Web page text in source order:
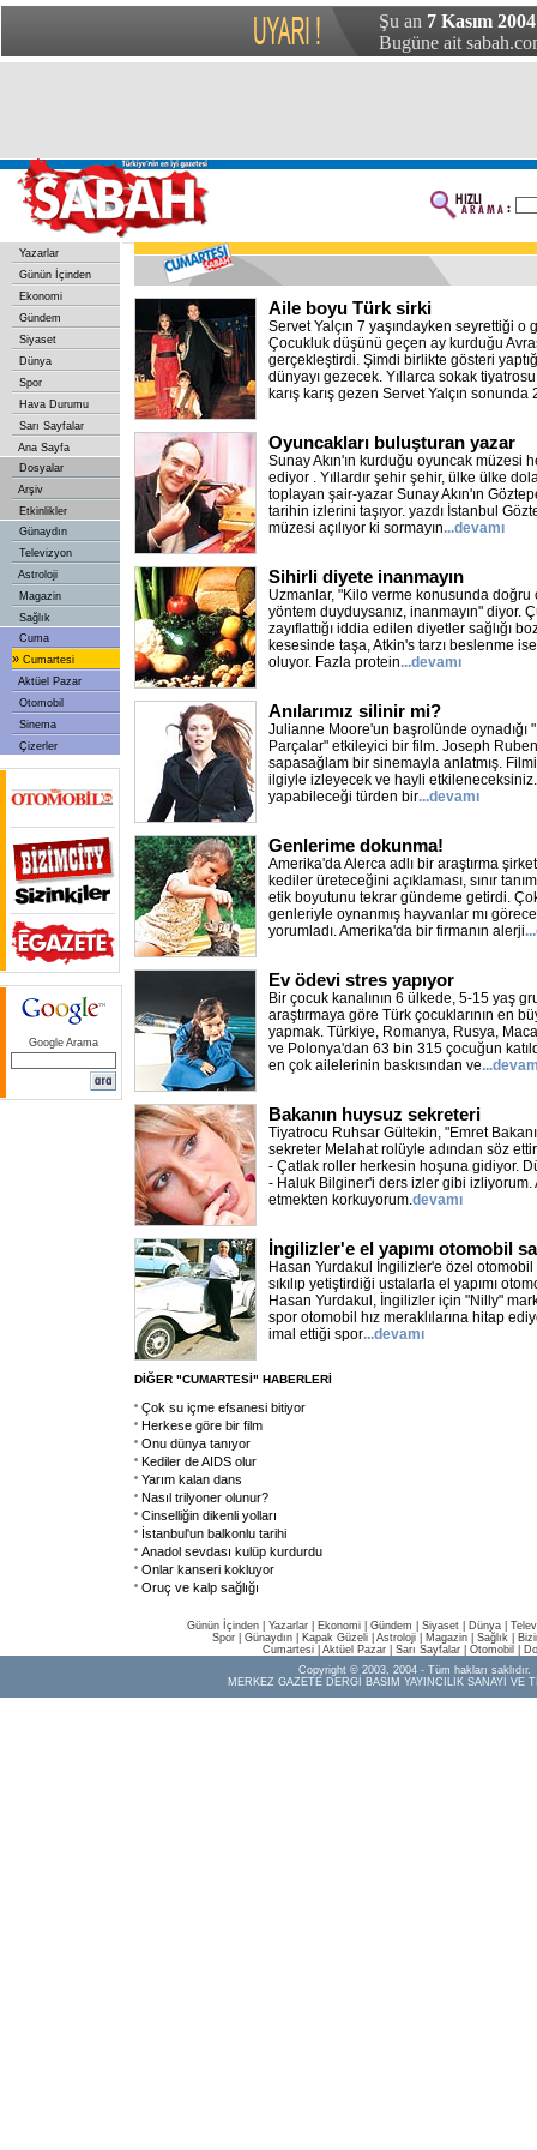
Şu an 7 Kasım
Bugüne ait
Yazarlar
Günün İçinden
Ekonomi
Gündem
Siyaset
Dünya
Spor
Hava Durumu
Sarı Sayfalar
Ana Sayfa
Dosyalar
Arşiv
Etkinlikler
Günaydın
Televizyon
Astroloji
Magazin
Sağlık
Cuma
» Cumartesi
Aktüel Pazar
Otomobil
Sinema
Çizerler
Google Arama
Aile boyu Türk sirki
Servet Yalçın 7 yaşındayken seyrettiği o
Çocukluk düşünü geçen ay kurduğu
gerçekleştirdi. Şimdi birlikte gösteri
dünyayı gezecek. Yıllarca sokak
karış karış gezen Servet Yalçın sonunda
Oyuncakları buluşturan yazar
Sunay Akın'ın kurduğu oyuncak müzesi
ediyor . Yıllardır şehir şehir, ülke ülke
toplayan şair-yazar Sunay Akın'ın
tarihin izlerini taşıyor. yazdı İstanbul
müzesi açılıyor ki sormayın...devamı
Sihirli diyete inanmayın
Uzmanlar, "Kilo verme konusunda
yöntem duyduysanız, inanmayın" diyor.
zayıflattığı iddia edilen diyetler sağlığı
kesesinde taşa, Atkin's tarzı beslenme
oluyor. Fazla protein...devamı
Anılarımız silinir mi?
Julianne Moore'un başrolünde oynadığı
Parçalar" etkileyici bir film. Joseph
sapasağlam bir sinemayla anlatmış.
ilgiyle izleyecek ve hayli
yapabileceği türden bir...devamı
Genlerime dokunma!
Amerika'da Alerca adlı bir araştırma
kediler üreteceğini açıklaması, sınır
etik boyutunu tekrar gündeme getirdi.
genleriyle oynanmış hayvanlar mı
yorumladı. Amerika'da bir firmanın alerji
Ev ödevi stres yapıyor
Bir çocuk kanalının 6 ülkede, 5-15 yaş
araştırmaya göre Türk çocuklarının en
yapmak. Türkiye, Romanya, Rusya,
ve Polonya'dan 63 bin 315 çocuğun
en çok ailelerinin baskısından ve
Bakanın huysuz sekreteri
Tiyatrocu Ruhsar Gültekin, "Emret
sekreter Melahat rolüyle adından söz
- Çatlak roller herkesin hoşuna gidiyor.
- Haluk Bilginer'i ders izler gibi izliyorum.
etmekten korkuyorum.devamı
İngilizler'e el yapımı otomobil
Hasan Yurdakul İngilizler'e özel otomobil
sıkılıp yetiştirdiği ustalarla el yapımı
Hasan Yurdakul, İngilizler için "Nilly"
spor otomobil hız meraklılarına hitap
imal ettiği spor...devamı
DİĞER "CUMARTESİ" HABERLERİ
Çok su içme efsanesi bitiyor
Herkese göre bir film
Onu dünya tanıyor
Kediler de AIDS olur
Yarım kalan dans
Nasıl trilyoner olunur?
Cinselliğin dikenli yolları
İstanbul'un balkonlu tarihi
Anadol sevdası kulüp kurdurdu
Onlar kanseri kokluyor
Oruç ve kalp sağlığı
Günün İçinden Yazarlar Ekonomi Gündem Siyaset Dünya |
Spor
Günaydın Kapak Güzeli Astroloji Magazin Sağlık
Cumartesi| Aktüel Pazar| Sarı Sayfalar| Otomobil
Copyright © 2003, 2004 - Tüm hakları saklıdır.
MERKEZ GAZETE DERGİ BASIM YAYINCILIK SANAYİ VE